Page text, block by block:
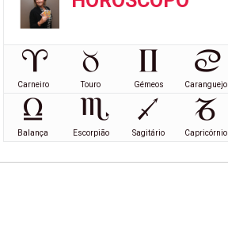
Carneiro Touro Gémeos Caranguejo
Balança Escorpião Sagitário Capricórnio